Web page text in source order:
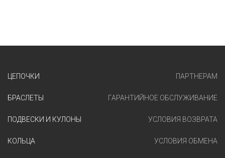
ЦЕПОЧКИ
БРАСЛЕТЫ
ПОДВЕСКИ И КУЛОНЫ
КОЛЬЦА
ПАРТНЕРАМ
ГАРАНТИЙНОЕ ОБСЛУЖИВАНИЕ
УСЛОВИЯ ВОЗВРАТА
УСЛОВИЯ ОБМЕНА